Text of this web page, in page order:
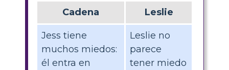
Cadena Leslie
Jess tiene
muchos miedos:
él entra en
Leslie no
parece
tener miedo